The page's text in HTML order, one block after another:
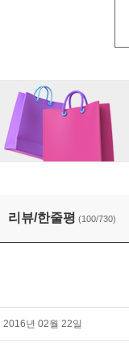
리뷰/한줄평 (100/730)
2016년 02월 22일